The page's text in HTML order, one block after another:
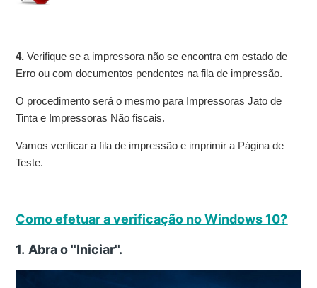
4.Verifique se a impressora não se encontra em estado de
Erro ou com documentos pendentes na fila de impressão.
O procedimento será o mesmo para Impressoras Jato de
Tinta e Impressoras Não fiscais.
Vamos verificar a fila de impressão e imprimir a Página de
Teste.
Como efetuar a verificação no Windows 10?
1. Abra o ''Iniciar''.